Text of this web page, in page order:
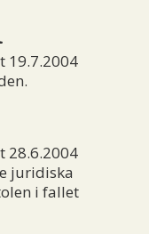
19.7.2004
28.6.2004
juridiska
i fallet